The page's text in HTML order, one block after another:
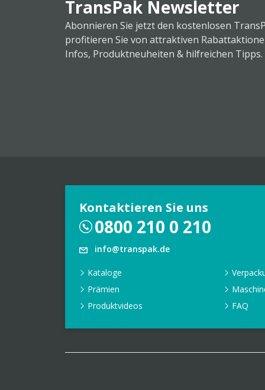
TransPak Newsletter
Abonnieren Sie jetzt den kostenlosen
profitieren Sie von attraktiven
Infos, Produktneuheiten & hilfreichen Tipps.
Kontaktieren Sie uns
0800 210 0 210
info@transpak.de
Kataloge
Prämien
Produktvideos
FAQ